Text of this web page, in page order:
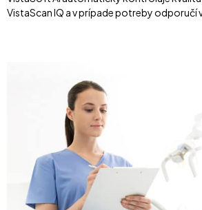
VistaScan IQ a v prípade potreby odporučí